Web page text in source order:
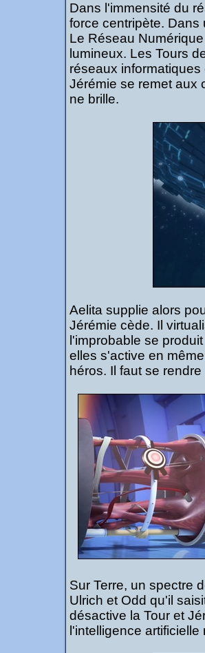
Dans l'immensité du
force centripète. Dans
Le Réseau
lumineux. Les Tours
réseaux informatiques
Jérémie se remet aux
ne brille.
Aelita supplie alors
Jérémie cède. Il
l'improbable se
elles s'active en
héros. Il faut se
Sur Terre, un spectre
Ulrich et Odd qu'il
désactive la Tour et
l'intelligence